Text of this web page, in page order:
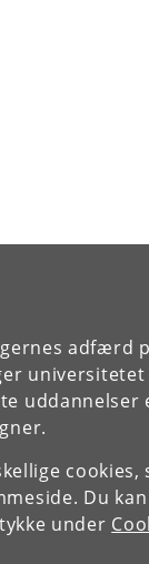
adfærd
universitetet
uddannelser
cookies,
Du
under